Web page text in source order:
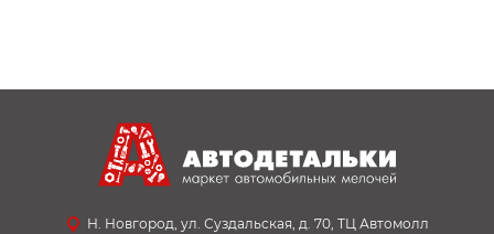
Н. Новгород, ул. Суздальская, д. 70, ТЦ Автомолл